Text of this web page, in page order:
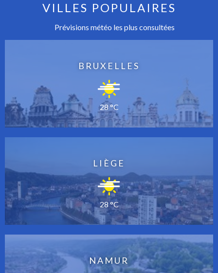
VILLES POPULAIRES
Prévisions météo les plus consultées
BRUXELLES
28 °C
LIÈGE
28 °C
NAMUR